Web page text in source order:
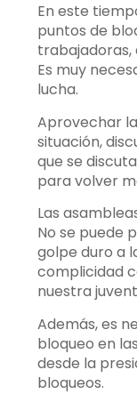
En este
puntos de
trabajadoras,
Es muy
lucha.
Aprovechar
situación,
que se
para volver
Las
No se puede
golpe duro a
complicidad
nuestra
Además, es
bloqueo en
desde la
bloqueos.